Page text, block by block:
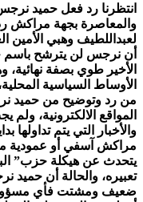
انتظرنا رد فعل حميد
والمعاصرة بجهة مراكش
لعبداللطيف وهبي الأمين
أن نرجس لن يترشح باسم
الأخير طوي بصفة نهائية،
الأوساط السياسية
من رد وتوضيح من حميد
المواقع الالكترونية،
والأخبار التي يتم
مراكش آسفي أو عمودية
يتحدث عن هيكلة حزب”
تعبيره، والحالة أن حميد
ضعيف ومشتت فأي